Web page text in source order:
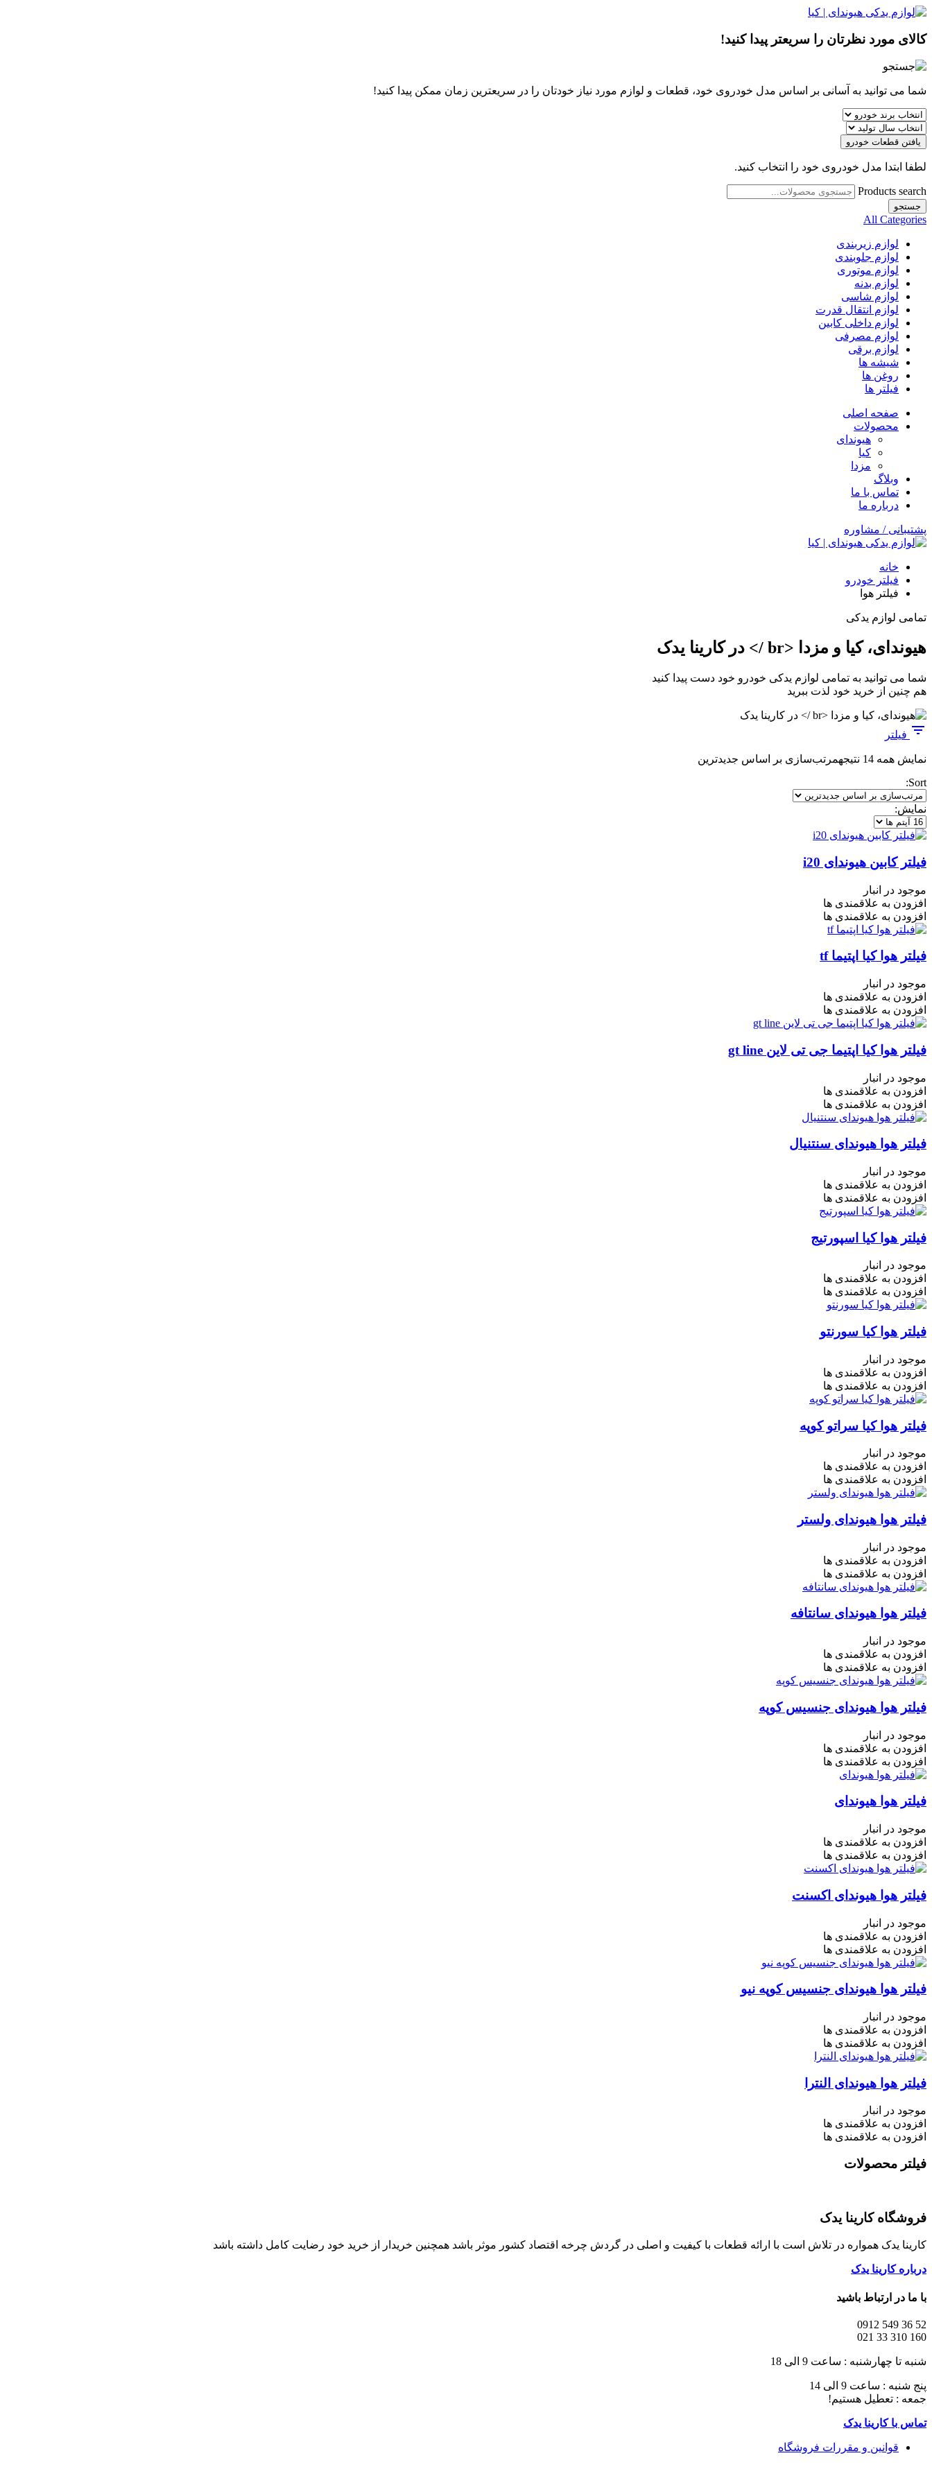
کالای مورد نظرتان را سریعتر پیدا کنید!
شما می توانید به آسانی بر اساس مدل خودروی خود، قطعات و لوازم مورد نیاز خودتان را در سریعترین زمان ممکن پیدا کنید!
یافتن قطعات خودرو
لطفا ابتدا مدل خودروی خود را انتخاب کنید.
Products search
جستجو
All Categories
لوازم زیربندی
لوازم جلوبندی
لوازم موتوری
لوازم بدنه
لوازم شاسی
لوازم انتقال قدرت
لوازم داخلی کابین
لوازم مصرفی
لوازم برقی
شیشه ها
روغن ها
فیلتر ها
صفحه اصلی
محصولات
هیوندای
کیا
مزدا
وبلاگ
تماس با ما
درباره ما
پشتیبانی / مشاوره
خانه
فیلتر خودرو
فیلتر هوا
تمامی لوازم یدکی
هیوندای، کیا و مزدا <br /> در کارینا یدک
شما می توانید به تمامی لوازم یدکی خودرو خود دست پیدا کنید
هم چنین از خرید خود لذت ببرید
فیلتر
نمایش همه 14 نتیجه
مرتب‌سازی بر اساس جدیدترین
Sort:
نمایش:
فیلتر کابین هیوندای i20
موجود در انبار
افزودن به علاقمندی ها
افزودن به علاقمندی ها
فیلتر هوا کیا اپتیما tf
موجود در انبار
افزودن به علاقمندی ها
افزودن به علاقمندی ها
فیلتر هوا کیا اپتیما جی تی لاین gt line
موجود در انبار
افزودن به علاقمندی ها
افزودن به علاقمندی ها
فیلتر هوا هیوندای سنتنیال
موجود در انبار
افزودن به علاقمندی ها
افزودن به علاقمندی ها
فیلتر هوا کیا اسپورتیج
موجود در انبار
افزودن به علاقمندی ها
افزودن به علاقمندی ها
فیلتر هوا کیا سورنتو
موجود در انبار
افزودن به علاقمندی ها
افزودن به علاقمندی ها
فیلتر هوا کیا سراتو کوپه
موجود در انبار
افزودن به علاقمندی ها
افزودن به علاقمندی ها
فیلتر هوا هیوندای ولستر
موجود در انبار
افزودن به علاقمندی ها
افزودن به علاقمندی ها
فیلتر هوا هیوندای سانتافه
موجود در انبار
افزودن به علاقمندی ها
افزودن به علاقمندی ها
فیلتر هوا هیوندای جنسیس کوپه
موجود در انبار
افزودن به علاقمندی ها
افزودن به علاقمندی ها
فیلتر هوا هیوندای
موجود در انبار
افزودن به علاقمندی ها
افزودن به علاقمندی ها
فیلتر هوا هیوندای اکسنت
موجود در انبار
افزودن به علاقمندی ها
افزودن به علاقمندی ها
فیلتر هوا هیوندای جنسیس کوپه نیو
موجود در انبار
افزودن به علاقمندی ها
افزودن به علاقمندی ها
فیلتر هوا هیوندای النترا
موجود در انبار
افزودن به علاقمندی ها
افزودن به علاقمندی ها
فیلتر محصولات
فروشگاه کارینا یدک
کارینا یدک همواره در تلاش است با ارائه قطعات با کیفیت و اصلی در گردش چرخه اقتصاد کشور موثر باشد همچنین خریدار از خرید خود رضایت کامل داشته باشد
درباره کارینا یدک
با ما در ارتباط باشید
52 36 549 0912
160 310 33 021
شنبه تا چهارشنبه : ساعت 9 الی 18
پنج شنبه : ساعت 9 الی 14
جمعه : تعطیل هستیم!
تماس با کارینا یدک
قوانین و مقررات فروشگاه